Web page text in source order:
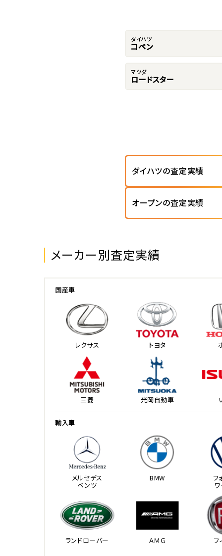
ダイハツ
コペン
マツダ
ロードスター
ダイハツの査定実績
オープンの査定実績
メーカー別査定実績
国産車
レクサス トヨタ
三菱 光岡自動車
輸入車
メルセデス
ベンツ
BMW フ
ランドローバー ＡＭＧ フ